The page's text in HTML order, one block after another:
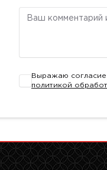
Комментарий
Выражаю согласие
политикой